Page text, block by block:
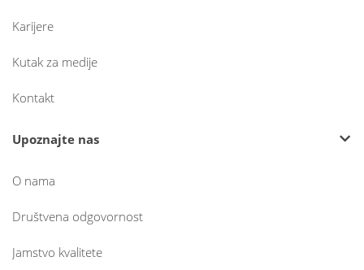
Karijere
Kutak za medije
Kontakt
Upoznajte nas
O nama
Društvena odgovornost
Jamstvo kvalitete